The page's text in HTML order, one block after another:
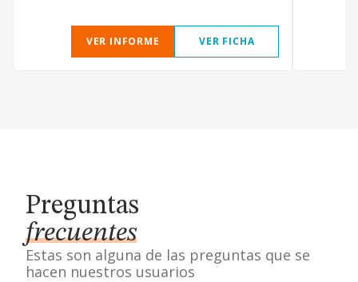
VER INFORME VER FICHA
Preguntas
frecuentes
Estas son alguna de las preguntas que se
hacen nuestros usuarios